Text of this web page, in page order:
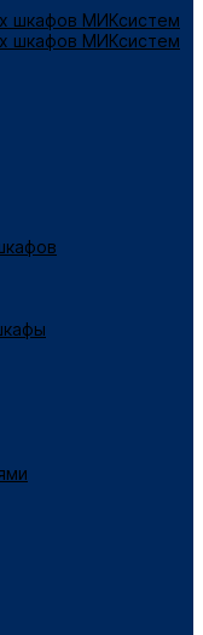
шкафов МИКсистем
шкафов МИКсистем